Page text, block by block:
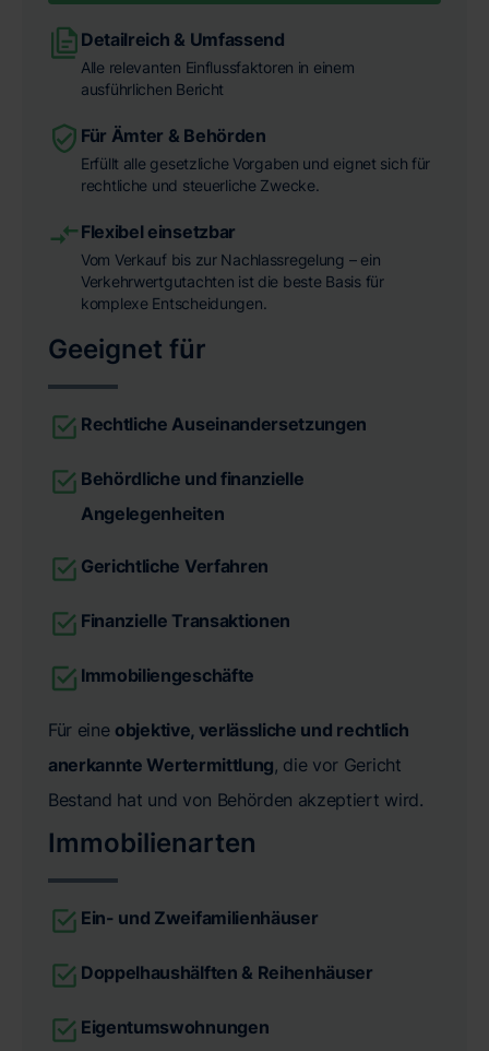
Detailreich & Umfassend
Alle relevanten Einflussfaktoren in einem
ausführlichen Bericht
Für Ämter & Behörden
Erfüllt alle gesetzliche Vorgaben und eignet sich für
rechtliche und steuerliche Zwecke.
Flexibel einsetzbar
Vom Verkauf bis zur Nachlassregelung – ein
Verkehrwertgutachten ist die beste Basis für
komplexe Entscheidungen.
Geeignet für
Rechtliche Auseinandersetzungen
Behördliche und finanzielle
Angelegenheiten
Gerichtliche Verfahren
Finanzielle Transaktionen
Immobiliengeschäfte
Für eine objektive, verlässliche und rechtlich
anerkannte Wertermittlung, die vor Gericht
Bestand hat und von Behörden akzeptiert wird.
Immobilienarten
Ein- und Zweifamilienhäuser
Doppelhaushälften & Reihenhäuser
Eigentumswohnungen